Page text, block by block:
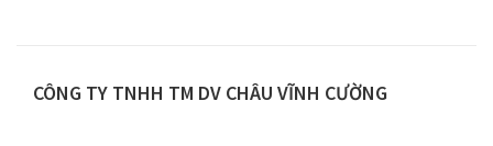
CÔNG TY TNHH TM DV CHÂU VĨNH CƯỜNG